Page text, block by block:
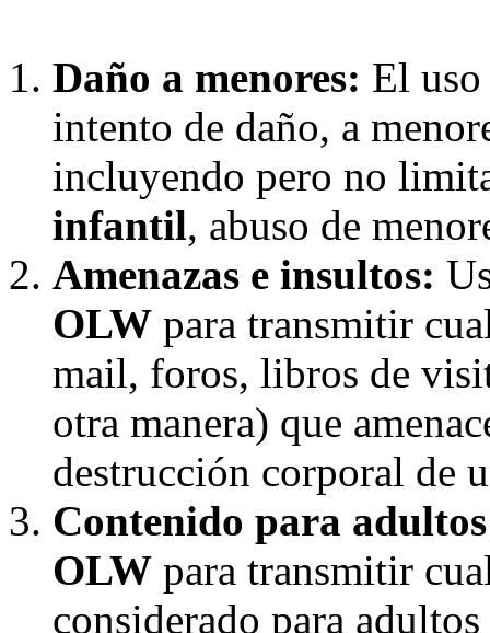
Daño a menores: El
intento de daño, a
incluyendo pero no
infantil, abuso de
Amenazas e insultos:
OLW para transmitir
mail, foros, libros de
otra manera) que
destrucción corporal de
Contenido para
OLW para transmitir
considerado para